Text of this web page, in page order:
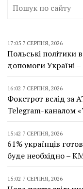
17:05 7 СЕРПНЯ, 2026
Польські політики
допомоги Україні
16:02 7 СЕРПНЯ, 2026
Фокстрот вслід за
Telegram-каналом
15:42 7 СЕРПНЯ, 2026
61% українців
буде необхідно –
15:02 7 СЕРПНЯ, 2026